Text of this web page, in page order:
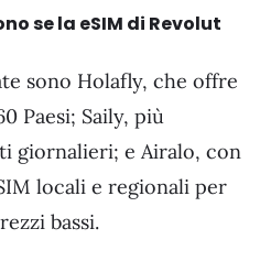
se la eSIM di Revolut
sono Holafly, che offre
Paesi; Saily, più
giornalieri; e Airalo, con
locali e regionali per
bassi.